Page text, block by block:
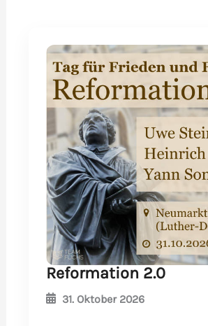
Reformation 2.0
31. Oktober 2026